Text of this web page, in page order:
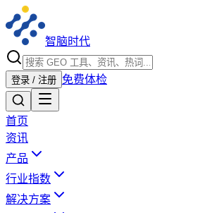
智脑时代
登录 / 注册 免费体检
首页
资讯
产品
行业指数
解决方案